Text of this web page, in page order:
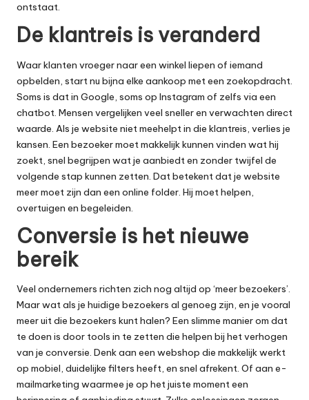
ontstaat.
De klantreis is veranderd
Waar klanten vroeger naar een winkel liepen of iemand
opbelden, start nu bijna elke aankoop met een zoekopdracht.
Soms is dat in Google, soms op Instagram of zelfs via een
chatbot. Mensen vergelijken veel sneller en verwachten direct
waarde. Als je website niet meehelpt in die klantreis, verlies je
kansen. Een bezoeker moet makkelijk kunnen vinden wat hij
zoekt, snel begrijpen wat je aanbiedt en zonder twijfel de
volgende stap kunnen zetten. Dat betekent dat je website
meer moet zijn dan een online folder. Hij moet helpen,
overtuigen en begeleiden.
Conversie is het nieuwe
bereik
Veel ondernemers richten zich nog altijd op ‘meer bezoekers’.
Maar wat als je huidige bezoekers al genoeg zijn, en je vooral
meer uit die bezoekers kunt halen? Een slimme manier om dat
te doen is door tools in te zetten die helpen bij het verhogen
van je conversie. Denk aan een webshop die makkelijk werkt
op mobiel, duidelijke filters heeft, en snel afrekent. Of aan e-
mailmarketing waarmee je op het juiste moment een